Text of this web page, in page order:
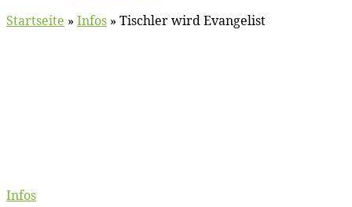
Startseite » Infos » Tischler wird Evangelist
Infos